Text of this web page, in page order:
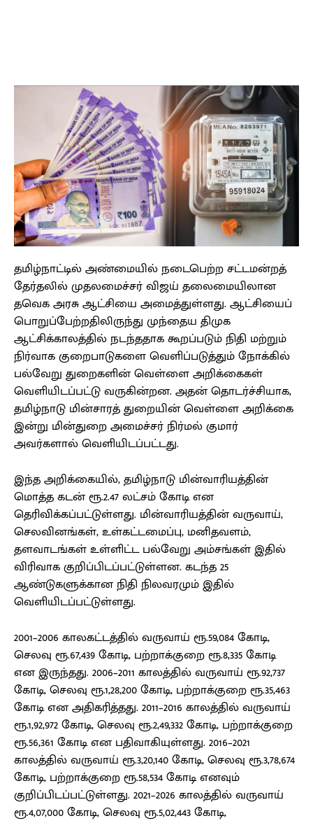
தமிழ்நாட்டில் அண்மையில் நடைபெற்ற சட்டமன்றத்
தேர்தலில் முதலமைச்சர் விஜய் தலைமையிலான
தவெக அரசு ஆட்சியை அமைத்துள்ளது. ஆட்சியைப்
பொறுப்பேற்றதிலிருந்து முந்தைய திமுக
ஆட்சிக்காலத்தில் நடந்ததாக கூறப்படும் நிதி மற்றும்
நிர்வாக குறைபாடுகளை வெளிப்படுத்தும் நோக்கில்
பல்வேறு துறைகளின் வெள்ளை அறிக்கைகள்
வெளியிடப்பட்டு வருகின்றன. அதன் தொடர்ச்சியாக,
தமிழ்நாடு மின்சாரத் துறையின் வெள்ளை அறிக்கை
இன்று மின்துறை அமைச்சர் நிர்மல் குமார்
அவர்களால் வெளியிடப்பட்டது.
இந்த அறிக்கையில், தமிழ்நாடு மின்வாரியத்தின்
மொத்த கடன் ரூ.2.47 லட்சம் கோடி என
தெரிவிக்கப்பட்டுள்ளது. மின்வாரியத்தின் வருவாய்,
செலவினங்கள், உள்கட்டமைப்பு, மனிதவளம்,
தளவாடங்கள் உள்ளிட்ட பல்வேறு அம்சங்கள் இதில்
விரிவாக குறிப்பிடப்பட்டுள்ளன. கடந்த 25
ஆண்டுகளுக்கான நிதி நிலவரமும் இதில்
வெளியிடப்பட்டுள்ளது.
2001–2006 காலகட்டத்தில் வருவாய் ரூ.59,084 கோடி,
செலவு ரூ.67,439 கோடி, பற்றாக்குறை ரூ.8,335 கோடி
என இருந்தது. 2006–2011 காலத்தில் வருவாய் ரூ.92,737
கோடி, செலவு ரூ.1,28,200 கோடி, பற்றாக்குறை ரூ.35,463
கோடி என அதிகரித்தது. 2011–2016 காலத்தில் வருவாய்
ரூ.1,92,972 கோடி, செலவு ரூ.2,49,332 கோடி, பற்றாக்குறை
ரூ.56,361 கோடி என பதிவாகியுள்ளது. 2016–2021
காலத்தில் வருவாய் ரூ.3,20,140 கோடி, செலவு ரூ.3,78,674
கோடி, பற்றாக்குறை ரூ.58,534 கோடி எனவும்
குறிப்பிடப்பட்டுள்ளது. 2021–2026 காலத்தில் வருவாய்
ரூ.4,07,000 கோடி, செலவு ரூ.5,02,443 கோடி,